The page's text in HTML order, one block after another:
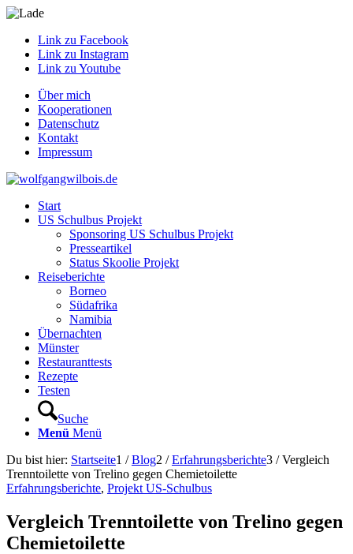
Link zu Facebook
Link zu Instagram
Link zu Youtube
Über mich
Kooperationen
Datenschutz
Kontakt
Impressum
Start
US Schulbus Projekt
Sponsoring US Schulbus Projekt
Presseartikel
Status Skoolie Projekt
Reiseberichte
Borneo
Südafrika
Namibia
Übernachten
Münster
Restauranttests
Rezepte
Testen
Suche
Menü Menü
Du bist hier: Startseite1 / Blog2 / Erfahrungsberichte3 / Vergleich
Trenntoilette von Trelino gegen Chemietoilette
Erfahrungsberichte, Projekt US-Schulbus
Vergleich Trenntoilette von Trelino gegen
Chemietoilette